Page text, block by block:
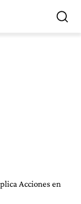
Acciones en